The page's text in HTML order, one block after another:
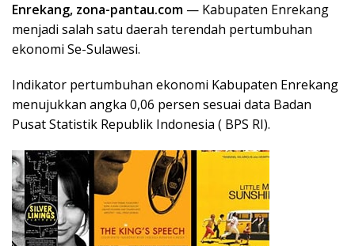
Enrekang, zona-pantau.com — Kabupaten Enrekang
menjadi salah satu daerah terendah pertumbuhan
ekonomi Se-Sulawesi.
Indikator pertumbuhan ekonomi Kabupaten Enrekang
menujukkan angka 0,06 persen sesuai data Badan
Pusat Statistik Republik Indonesia ( BPS RI).